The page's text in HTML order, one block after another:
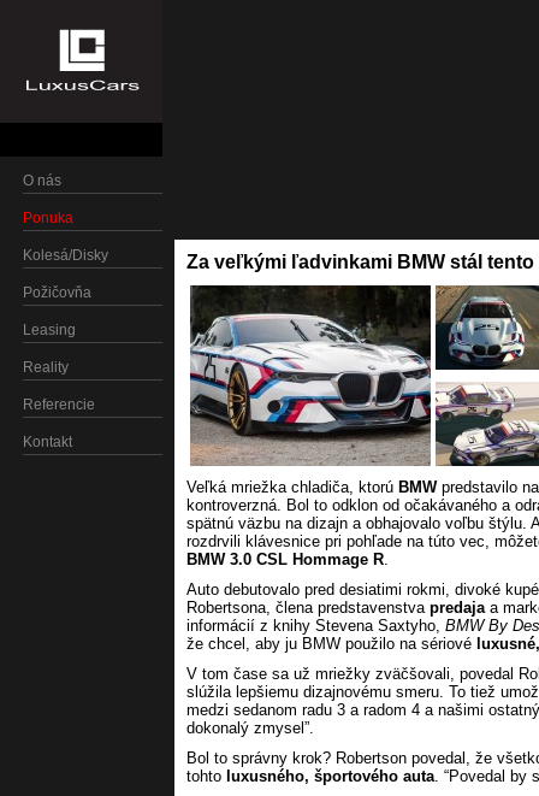
O nás
Ponuka
Kolesá/Disky
Požičovňa
Leasing
Reality
Referencie
Kontakt
Za veľkými ľadvinkami BMW stál
Veľká mriežka chladiča, ktorú BMWpredstavilo
kontroverzná. Bol to odklon od očakávaného a
spätnú väzbu na dizajn a obhajovalo voľbu
rozdrvili klávesnice pri pohľade na túto vec,
BMW 3.0 CSL Hommage R.
Auto debutovalo pred desiatimi rokmi, divoké
Robertsona, člena predstavenstva predajaa
informácií z knihy Stevena Saxtyho, BMW By
že chcel, aby ju BMW použilo na sériové
V tom čase sa už mriežky zväčšovali, povedal
slúžila lepšiemu dizajnovému smeru. To tiež
medzi sedanom radu 3 a radom 4 a našimi
dokonalý zmysel”.
Bol to správny krok? Robertson povedal, že
tohto luxusného, športového auta. “Povedal by